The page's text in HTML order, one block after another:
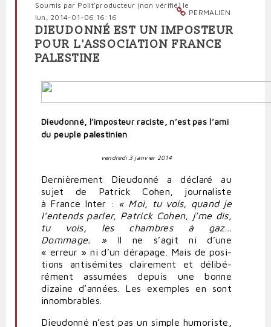
PERMALIEN
Soumis par Polit'producteur (non vérifié)le
lun, 2014-01-06 16:16
DIEUDONNÉ EST UN IMPOSTEUR
POUR L'ASSOCIATION FRANCE
PALESTINE
Dieudonné, l’imposteur raciste, n’est pas l’ami
du peuple palestinien
vendredi 3 janvier 2014
Der­niè­rement Dieu­donné a déclaré au
sujet de Patrick Cohen, jour­na­liste
à France Inter : « Moi, tu vois, quand je
l’entends parler, Patrick Cohen, j’me dis,
tu vois, les chambres à gaz…
Dommage. »Il ne s’agit ni d’une
« erreur » ni d’un dérapage. Mais de posi­
tions anti­sé­mites clai­rement et déli­bé­
rément assumées depuis une bonne
dizaine d’années. Les exemples en sont
innom­brables.
Dieu­donné n’est pas un simple humo­riste,